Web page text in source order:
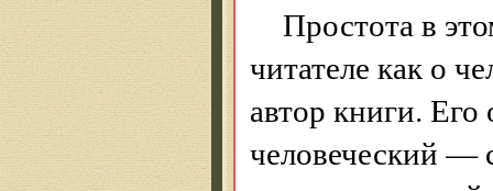
Простота в
читателе как о
автор книги.
человеческий —